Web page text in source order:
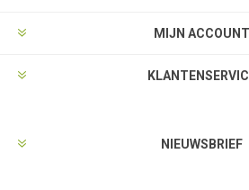
MIJN ACCOUNT
NIEUWSBRIEF